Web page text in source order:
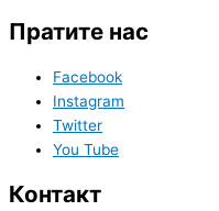
Пратите нас
Facebook
Instagram
Twitter
You Tube
Контакт